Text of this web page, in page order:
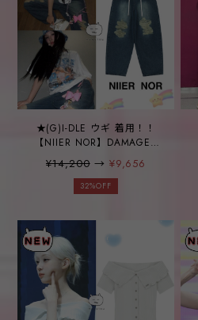
★(G)I-DLE ウギ 着用！！
【NIIER NOR】DAMAGED
BALLOON DENIM
PANTS_INDIGO
¥14,200→ ¥9,656
32%OFF